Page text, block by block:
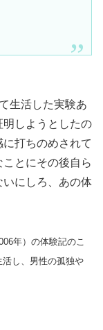
生活した実験あ
明しようとしたの
打ちのめされて
とにその後自ら
にしろ、あの体
年）の体験記のこ
し、男性の孤独や